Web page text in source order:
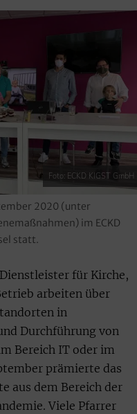
Foto: ECKD KIGST GmbH
2020 (unter
im ECKD
statt.
für Kirche,
arbeiten über
in
Durchführung von
Bereich IT oder im
prämierte das
aus dem Bereich der
Viele Pfarrer